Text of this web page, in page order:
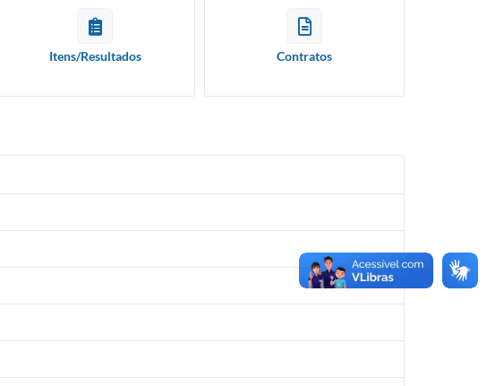
Itens/Resultados Contratos